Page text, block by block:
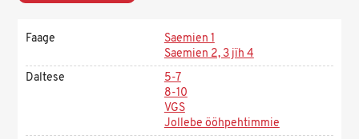
Faage
Saemien 1
Saemien 2, 3 jïh 4
Daltese
5-7
8-10
VGS
Jollebe ööhpehtimmie